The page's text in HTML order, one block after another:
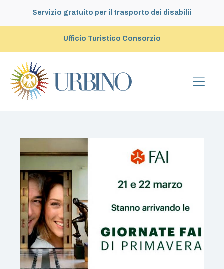
Servizio gratuito per il trasporto dei disabilii
Ufficio Turistico Consorzio